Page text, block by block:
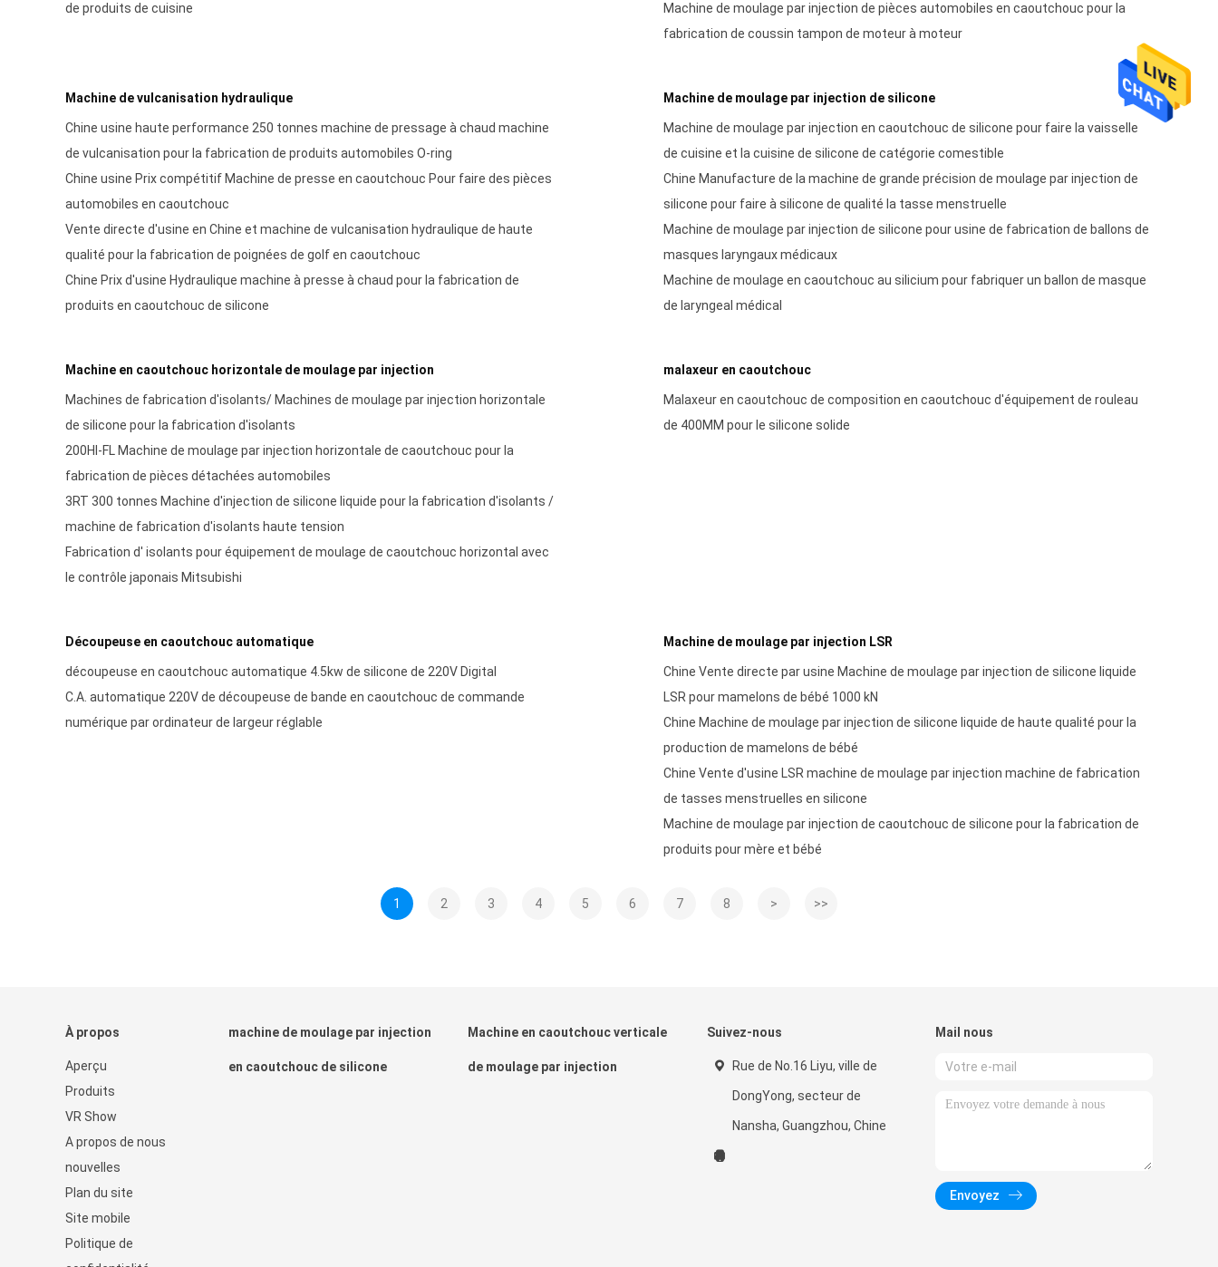
de produits de cuisine
Machine de moulage par injection de pièces automobiles en caoutchouc pour la
fabrication de coussin tampon de moteur à moteur
Machine de vulcanisation hydraulique
Chine usine haute performance 250 tonnes machine de pressage à chaud machine
de vulcanisation pour la fabrication de produits automobiles O-ring
Chine usine Prix compétitif Machine de presse en caoutchouc Pour faire des pièces
automobiles en caoutchouc
Vente directe d'usine en Chine et machine de vulcanisation hydraulique de haute
qualité pour la fabrication de poignées de golf en caoutchouc
Chine Prix d'usine Hydraulique machine à presse à chaud pour la fabrication de
produits en caoutchouc de silicone
Machine de moulage par injection de silicone
Machine de moulage par injection en caoutchouc de silicone pour faire la vaisselle
de cuisine et la cuisine de silicone de catégorie comestible
Chine Manufacture de la machine de grande précision de moulage par injection de
silicone pour faire à silicone de qualité la tasse menstruelle
Machine de moulage par injection de silicone pour usine de fabrication de ballons de
masques laryngaux médicaux
Machine de moulage en caoutchouc au silicium pour fabriquer un ballon de masque
de laryngeal médical
Machine en caoutchouc horizontale de moulage par injection
Machines de fabrication d'isolants/ Machines de moulage par injection horizontale
de silicone pour la fabrication d'isolants
200HI-FL Machine de moulage par injection horizontale de caoutchouc pour la
fabrication de pièces détachées automobiles
3RT 300 tonnes Machine d'injection de silicone liquide pour la fabrication d'isolants /
machine de fabrication d'isolants haute tension
Fabrication d' isolants pour équipement de moulage de caoutchouc horizontal avec
le contrôle japonais Mitsubishi
malaxeur en caoutchouc
Malaxeur en caoutchouc de composition en caoutchouc d'équipement de rouleau
de 400MM pour le silicone solide
Découpeuse en caoutchouc automatique
découpeuse en caoutchouc automatique 4.5kw de silicone de 220V Digital
C.A. automatique 220V de découpeuse de bande en caoutchouc de commande
numérique par ordinateur de largeur réglable
Machine de moulage par injection LSR
Chine Vente directe par usine Machine de moulage par injection de silicone liquide
LSR pour mamelons de bébé 1000 kN
Chine Machine de moulage par injection de silicone liquide de haute qualité pour la
production de mamelons de bébé
Chine Vente d'usine LSR machine de moulage par injection machine de fabrication
de tasses menstruelles en silicone
Machine de moulage par injection de caoutchouc de silicone pour la fabrication de
produits pour mère et bébé
1 2 3 4 5 6 7 8 > >>
À propos
Aperçu
Produits
VR Show
A propos de nous
nouvelles
Plan du site
Site mobile
Politique de
machine de moulage par injection
en caoutchouc de silicone
Machine en caoutchouc verticale
de moulage par injection
Suivez-nous
Rue de No.16 Liyu, ville de
DongYong, secteur de
Nansha, Guangzhou, Chine
Mail nous
Envoyez